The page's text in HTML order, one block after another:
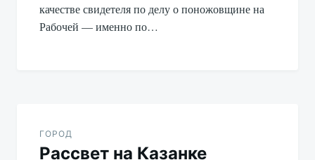
качестве свидетеля по делу о поножовщине на
Рабочей — именно по…
ГОРОД
Рассвет на Казанке